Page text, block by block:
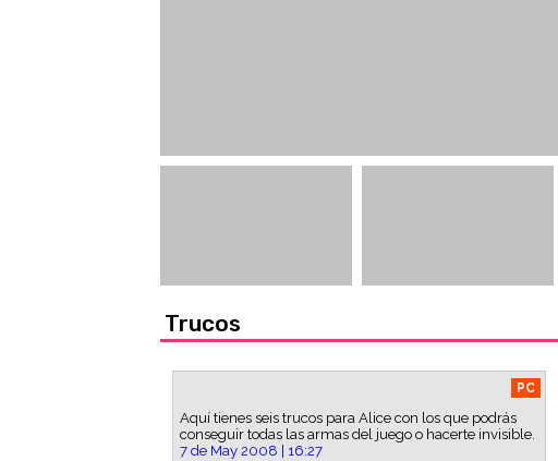
Trucos
PC
Aquí tienes seis trucos para Alice con los que podrás
conseguir todas las armas del juego o hacerte invisible.
7 de May 2008 | 16:27